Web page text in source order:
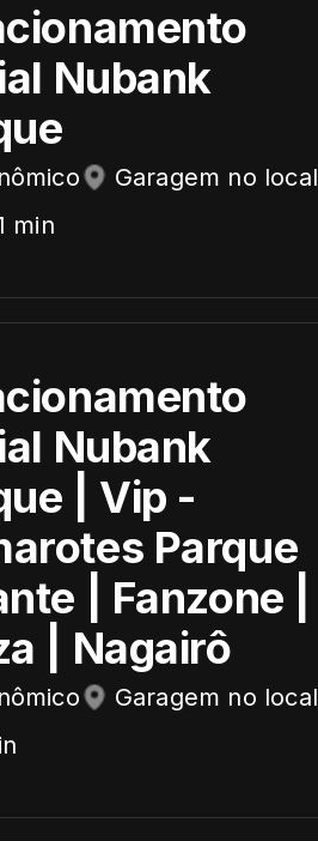
Nubank
Garagem no local
min
Nubank
| Vip -
Parque
| Fanzone |
| Nagairô
Garagem no local